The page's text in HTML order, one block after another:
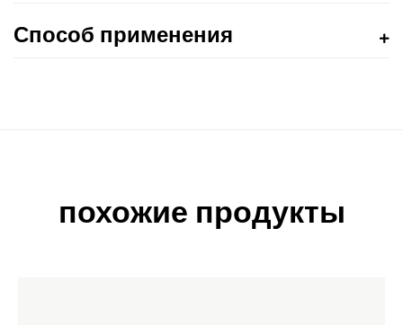
Способ применения
похожие продукты